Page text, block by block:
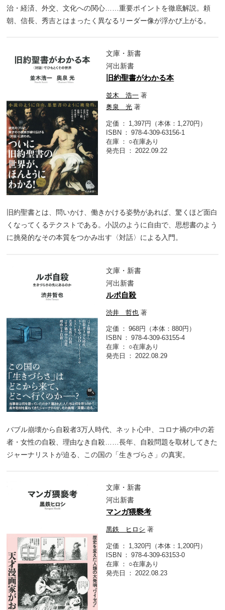
治・経済、外交、文化への関心……重要ポイントを徹底解説。頼
朝、信長、秀吉とはまったく異なるリーダー像が浮かび上がる。
文庫・新書
河出新書
旧約聖書がわかる本
並木 浩一 著
奥泉 光 著
定価
1,397円（本体：1,270円）
ISBN
978-4-309-63156-1
在庫
○在庫あり
発売日
2022.09.22
旧約聖書とは、問いかけ、働きかける姿勢があれば、驚くほど面白
くなってくるテクストである。小説のように自由で、思想書のよう
に挑発的なその本質をつかみ出す〈対話〉による入門。
文庫・新書
河出新書
ルポ自殺
渋井 哲也 著
定価
968円（本体：880円）
ISBN
978-4-309-63155-4
在庫
○在庫あり
発売日
2022.08.29
バブル崩壊から自殺者3万人時代、ネット心中、コロナ禍の中の若
者・女性の自殺、理由なき自殺……長年、自殺問題を取材してきた
ジャーナリストが迫る、この国の「生きづらさ」の真実。
文庫・新書
河出新書
マンガ猥褻考
黒鉄 ヒロシ 著
定価
1,320円（本体：1,200円）
ISBN
978-4-309-63153-0
在庫
○在庫あり
発売日
2022.08.23